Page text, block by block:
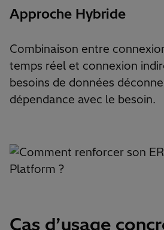
Approche Hybride
Combinaison entre
temps réel et connexion
besoins de données
dépendance avec le besoin.
Cas d’usage